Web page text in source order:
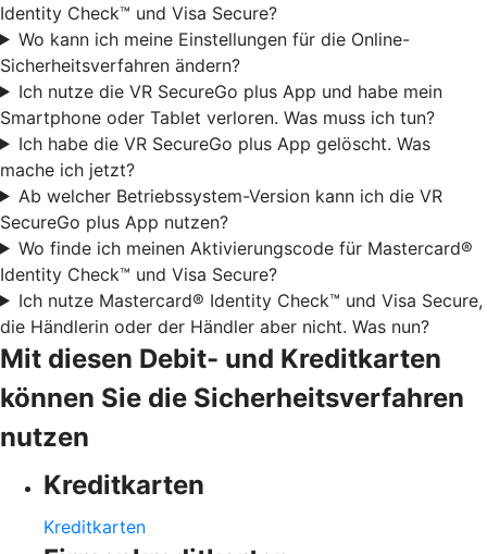
Identity Check™ und Visa Secure?
Wo kann ich meine Einstellungen für die Online-
Sicherheitsverfahren ändern?
Ich nutze die VR SecureGo plus App und habe mein
Smartphone oder Tablet verloren. Was muss ich tun?
Ich habe die VR SecureGo plus App gelöscht. Was
mache ich jetzt?
Ab welcher Betriebssystem-Version kann ich die VR
SecureGo plus App nutzen?
Wo finde ich meinen Aktivierungscode für Mastercard®
Identity Check™ und Visa Secure?
Ich nutze Mastercard® Identity Check™ und Visa Secure,
die Händlerin oder der Händler aber nicht. Was nun?
Mit diesen Debit- und Kreditkarten
können Sie die Sicherheitsverfahren
nutzen
Kreditkarten
Kreditkarten